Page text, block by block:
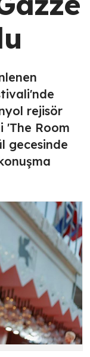
rejisör
'The Room
gecesinde